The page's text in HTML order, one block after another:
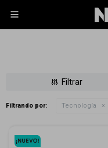

Filtrando por: Tecnología